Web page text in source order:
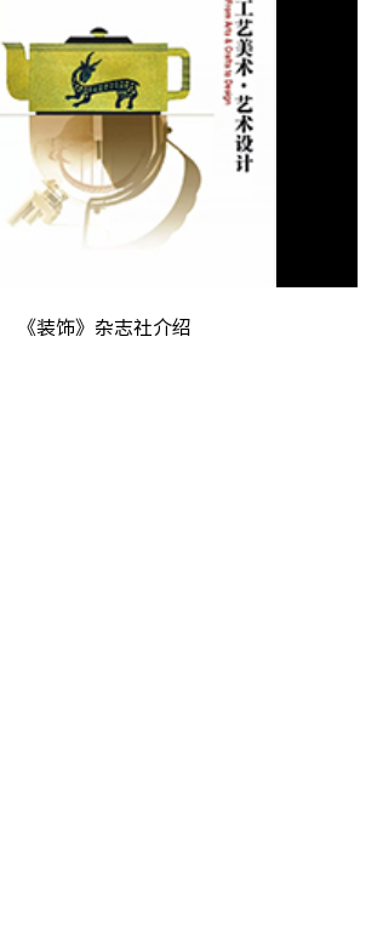
《装饰》杂志社介绍